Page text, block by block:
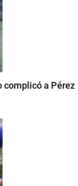
complicó a Pérez